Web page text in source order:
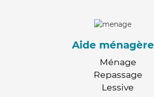
Aide ménagère
Ménage
Repassage
Lessive